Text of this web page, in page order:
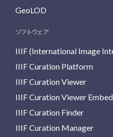
GeoLOD
ソフトウェア
IIIF (International Image
IIIF Curation Platform
IIIF Curation Viewer
IIIF Curation Viewer
IIIF Curation Finder
IIIF Curation Manager